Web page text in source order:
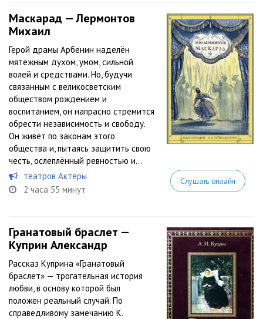
Маскарад — Лермонтов
Михаил
Герой драмы Арбенин наделён
мятежным духом, умом, сильной
волей и средствами. Но, будучи
связанным с великосветским
обществом рождением и
воспитанием, он напрасно стремится
обрести независимость и свободу.
Он живёт по законам этого
общества и, пытаясь защитить свою
честь, ослеплённый ревностью и...
театров Актеры
2 часа 55 минут
Слушать онлайн
Гранатовый браслет —
Куприн Александр
Рассказ Куприна «Гранатовый
браслет» — трогательная история
любви, в основу которой был
положен реальный случай. По
справедливому замечанию К.